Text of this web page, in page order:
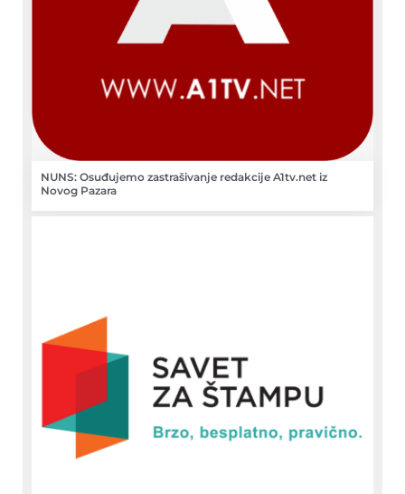
NUNS: Osuđujemo zastrašivanje redakcije A1tv.net iz
Novog Pazara